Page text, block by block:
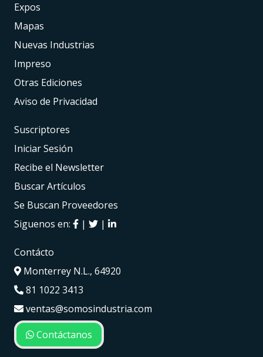
Expos
Mapas
Nuevas Industrias
Impreso
Otras Ediciones
Aviso de Privacidad
Suscriptores
Iniciar Sesión
Recibe el Newsletter
Buscar Artículos
Se Buscan Proveedores
Siguenos en:
| |
Contácto
Monterrey N.L., 64920
81 1022 3413
ventas@somosindustria.com
Contáctanos